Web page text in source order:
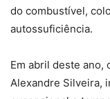
do combustível,
autossuficiência.
Em abril deste ano,
Alexandre Silveira,